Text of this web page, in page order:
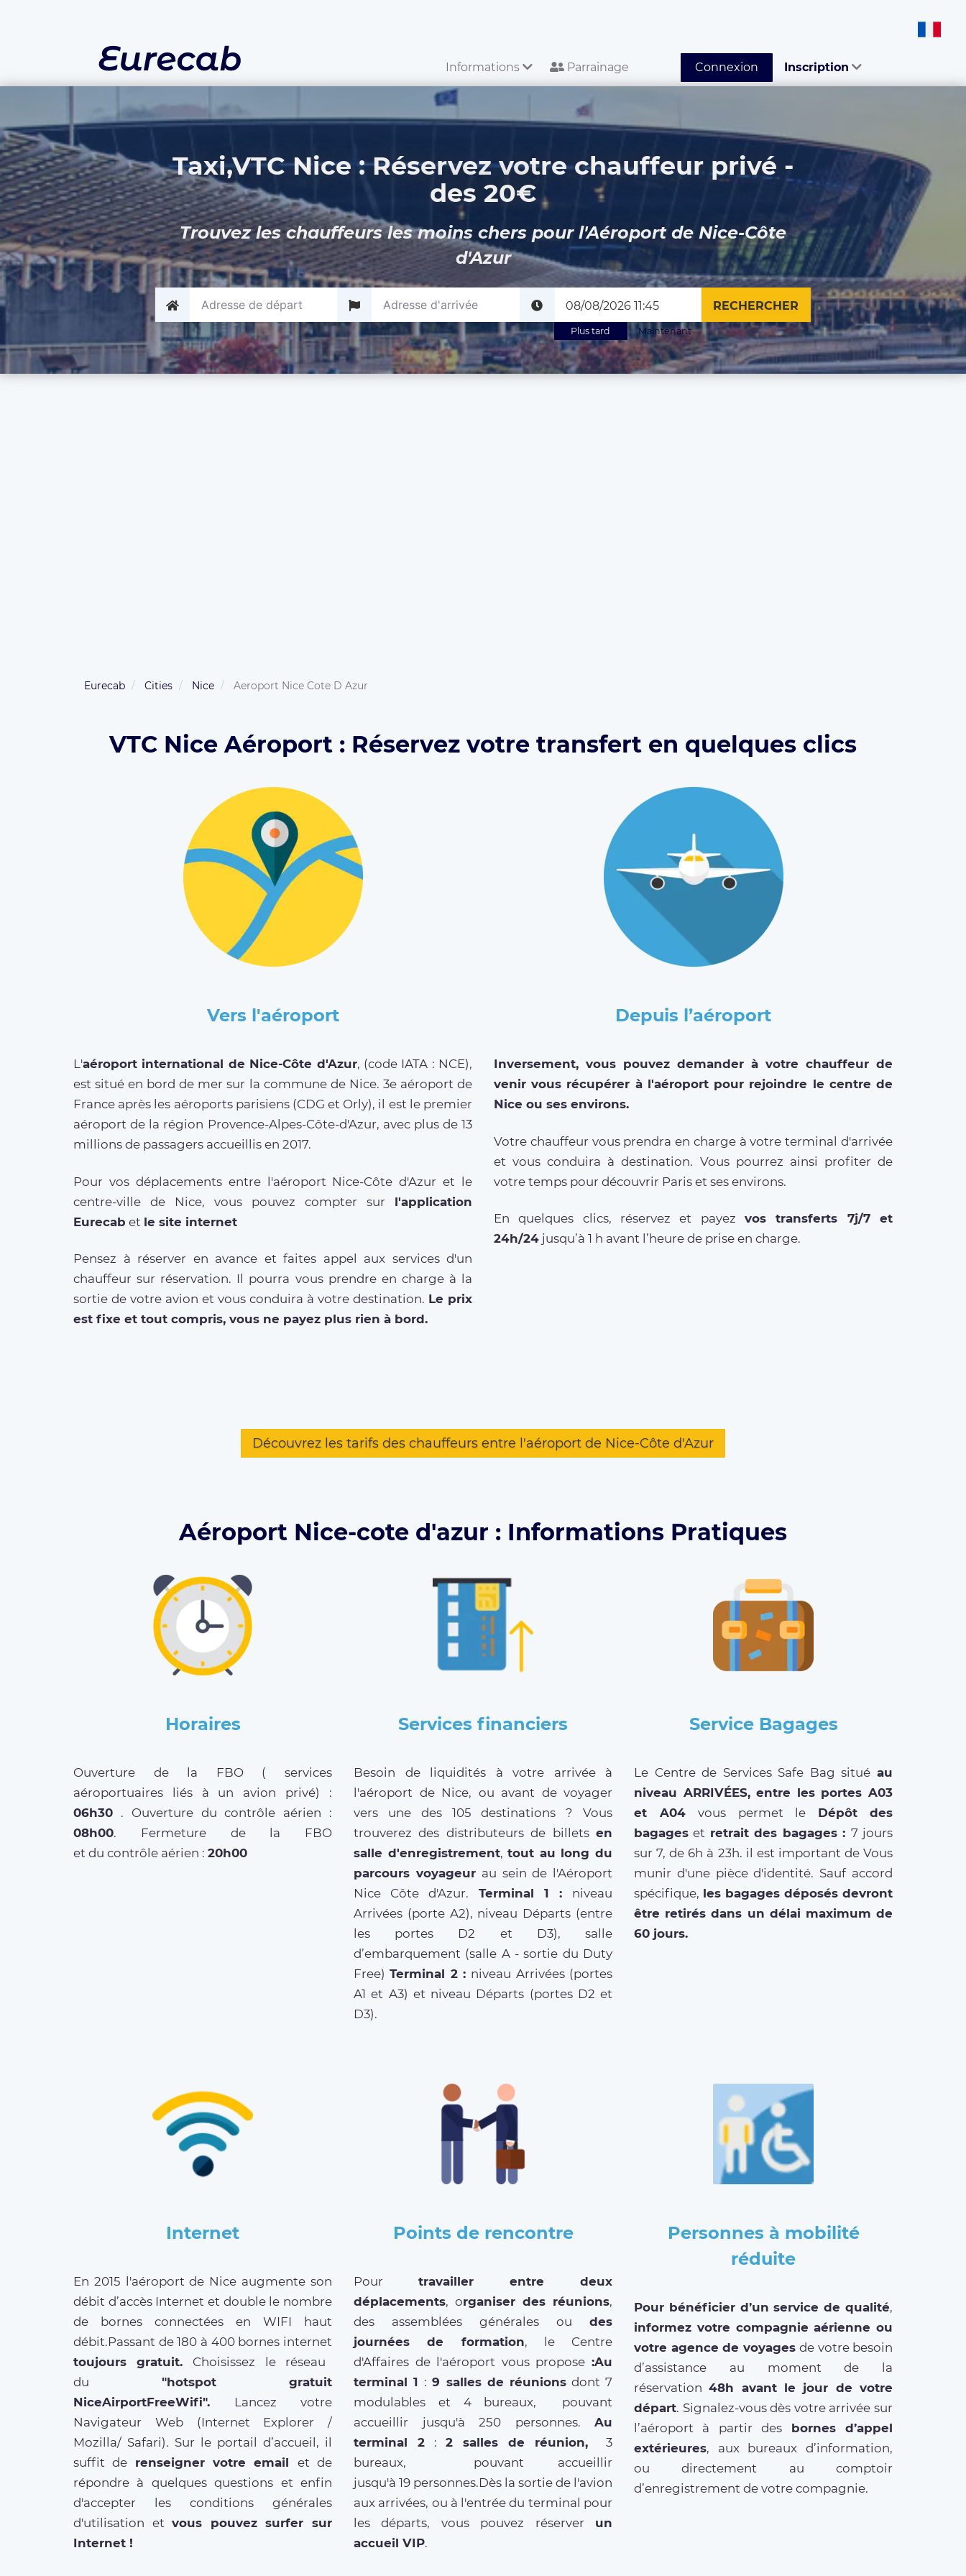
Informations Parrainage Connexion Inscription
Taxi,VTC Nice : Réservez votre chauffeur privé -
des 20€
Trouvez les chauffeurs les moins chers pour l'Aéroport de Nice-Côte
d'Azur
Maintenant
Plus tard
RECHERCHER
Eurecab Cities Nice Aeroport Nice Cote D Azur
VTC Nice Aéroport : Réservez votre transfert en quelques clics
Vers l'aéroport
L'aéroport international de Nice-Côte d'Azur, (code IATA : NCE),
est situé en bord de mer sur la commune de Nice. 3e aéroport de
France après les aéroports parisiens (CDG et Orly), il est le premier
aéroport de la région Provence-Alpes-Côte-d'Azur, avec plus de 13
millions de passagers accueillis en 2017.
Pour vos déplacements entre l'aéroport Nice-Côte d'Azur et le
centre-ville de Nice, vous pouvez compter sur l'application
Eurecab et le site internet
Pensez à réserver en avance et faites appel aux services d'un
chauffeur sur réservation. Il pourra vous prendre en charge à la
sortie de votre avion et vous conduira à votre destination. Le prix
est fixe et tout compris, vous ne payez plus rien à bord.
Depuis l’aéroport
Inversement, vous pouvez demander à votre chauffeur de
venir vous récupérer à l'aéroport pour rejoindre le centre de
Nice ou ses environs.
Votre chauffeur vous prendra en charge à votre terminal d'arrivée
et vous conduira à destination. Vous pourrez ainsi profiter de
votre temps pour découvrir Paris et ses environs.
En quelques clics, réservez et payez vos transferts 7j/7 et
24h/24 jusqu’à 1 h avant l’heure de prise en charge.
Découvrez les tarifs des chauffeurs entre l'aéroport de Nice-Côte d'Azur
Aéroport Nice-cote d'azur : Informations Pratiques
Horaires
Ouverture de la FBO ( services
aéroportuaires liés à un avion privé) :
06h30 . Ouverture du contrôle aérien :
08h00. Fermeture de la FBO
et du contrôle aérien : 20h00
Services financiers
Besoin de liquidités à votre arrivée à
l'aéroport de Nice, ou avant de voyager
vers une des 105 destinations ? Vous
trouverez des distributeurs de billets en
salle d'enregistrement,tout au long du
parcours voyageur au sein de l'Aéroport
Nice Côte d'Azur. Terminal 1 : niveau
Arrivées (porte A2), niveau Départs (entre
les portes D2 et D3), salle
d’embarquement (salle A - sortie du Duty
Free)Terminal 2 : niveau Arrivées (portes
A1 et A3) et niveau Départs (portes D2 et
D3).
Service Bagages
Le Centre de Services Safe Bag situé au
niveau ARRIVÉES, entre les portes A03
et A04 vous permet le Dépôt des
bagages et retrait des bagages : 7 jours
sur 7, de 6h à 23h. il est important de Vous
munir d'une pièce d'identité. Sauf accord
spécifique, les bagages déposés devront
être retirés dans un délai maximum de
60 jours.
Internet
En 2015 l'aéroport de Nice augmente son
débit d’accès Internet et double le nombre
de bornes connectées en WIFI haut
débit.Passant de 180 à 400 bornes internet
toujours gratuit. Choisissez le réseau
du "hotspot gratuit
NiceAirportFreeWifi". Lancez votre
Navigateur Web (Internet Explorer /
Mozilla/ Safari). Sur le portail d’accueil, il
suffit de renseigner votre email et de
répondre à quelques questions et enfin
d'accepter les conditions générales
d'utilisation etvous pouvez surfer sur
Internet !
Points de rencontre
Pour travailler entre deux
déplacements, organiser des réunions,
des assemblées générales ou des
journées de formation, le Centre
d'Affaires de l'aéroport vous propose :Au
terminal 1 :9 salles de réunionsdont 7
modulables et 4 bureaux, pouvant
accueillir jusqu'à 250 personnes. Au
terminal 2:2 salles de réunion,3
bureaux, pouvant accueillir
jusqu'à 19 personnes.Dès la sortie de l'avion
aux arrivées, ou à l'entrée du terminal pour
les départs, vous pouvez réserver un
accueil VIP.
Personnes à mobilité
réduite
Pour bénéficier d’un service de qualité,
informez votre compagnie aérienne ou
votre agence de voyages de votre besoin
d’assistance au moment de la
réservation48h avant le jour de votre
départ. Signalez-vous dès votre arrivée sur
l’aéroport à partir des bornes d’appel
extérieures, aux bureaux d’information,
ou directement au comptoir
d’enregistrement de votre compagnie.